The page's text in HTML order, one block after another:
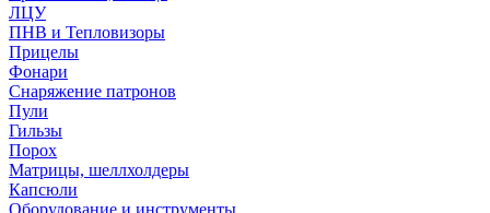
ЛЦУ
ПНВ и Тепловизоры
Прицелы
Фонари
Снаряжение патронов
Пули
Гильзы
Порох
Матрицы, шеллхолдеры
Капсюли
Оборудование и инструменты